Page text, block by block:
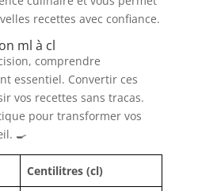
recettes avec confiance.
ml à cl
comprendre
essentiel. Convertir ces
vos recettes sans tracas.
pour transformer vos
🍳
Centilitres (cl)